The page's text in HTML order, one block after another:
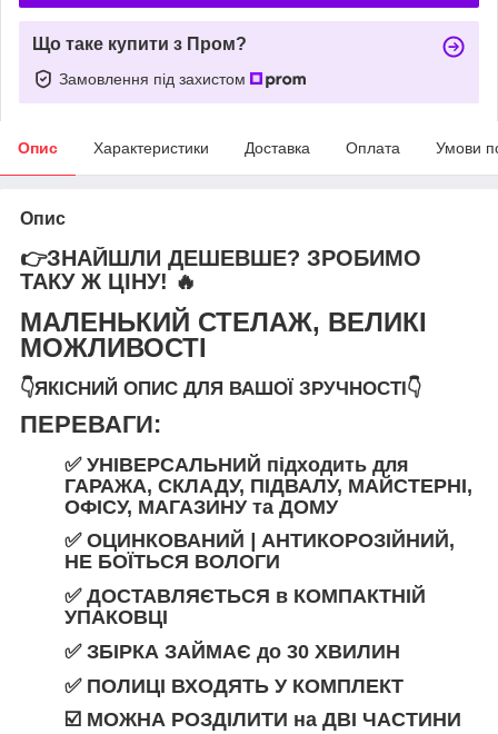
Що таке купити з Пром?
Замовлення під захистом
Опис Характеристики Доставка Оплата Умови
Опис
👉ЗНАЙШЛИ ДЕШЕВШЕ? ЗРОБИМО
ТАКУ Ж ЦІНУ! 🔥
МАЛЕНЬКИЙ СТЕЛАЖ, ВЕЛИКІ
МОЖЛИВОСТІ
👇ЯКІСНИЙ ОПИС ДЛЯ ВАШОЇ ЗРУЧНОСТІ👇
ПЕРЕВАГИ:
✅ УНІВЕРСАЛЬНИЙ підходить для
ГАРАЖА, СКЛАДУ, ПІДВАЛУ, МАЙСТЕРНІ,
ОФІСУ, МАГАЗИНУ та ДОМУ
✅ ОЦИНКОВАНИЙ АНТИКОРОЗІЙНИЙ,
НЕ БОЇТЬСЯ ВОЛОГИ
✅ ДОСТАВЛЯЄТЬСЯ в КОМПАКТНІЙ
УПАКОВЦІ
✅ ЗБІРКА ЗАЙМАЄ до 30 ХВИЛИН
✅ПОЛИЦІ ВХОДЯТЬ У КОМПЛЕКТ
☑️ МОЖНА РОЗДІЛИТИ на ДВІ ЧАСТИНИ